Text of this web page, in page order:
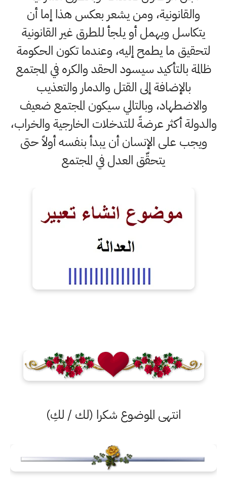
والقانونية، ومن يشعر بعكس هذا إما أن
يتكاسل ويهمل أو يلجأ للطرق غير القانونية
لتحقيق ما يطمح إليه، وعندما تكون الحكومة
ظالمة بالتأكيد سيسود الحقد والكره في المجتمع
بالإضافة إلى القتل والدمار والتعذيب
والاضطهاد، وبالتالي سيكون المجتمع ضعيف
والدولة أكثر عرضةً للتدخلات الخارجية والخراب،
ويجب على الإنسان أن يبدأ بنفسه أولاً حتى
يتحقّق العدل في المجتمع
انتهى الموضوع شكرا (لك / لكِ)